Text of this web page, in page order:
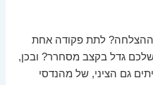
לתת פקודה אחת
גדל בקצב מסחרר? ובכן,
גם הציני, של מהנדסי